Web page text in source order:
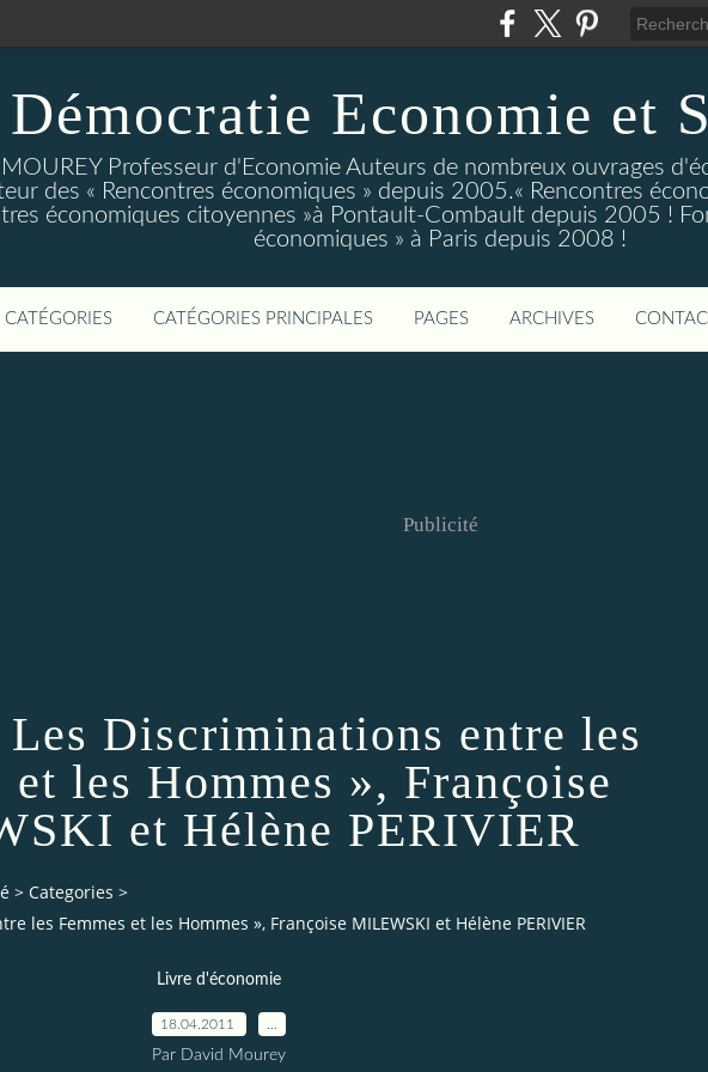
Démocratie Economie et
Professeur d'Economie Auteurs de nombreux ouvrages
des « Rencontres économiques » depuis 2005.« Rencontres
économiques citoyennes »à Pontault-Combault depuis 2005 !
économiques » à Paris depuis 2008 !
CATÉGORIES CATÉGORIES PRINCIPALES PAGES ARCHIVES
Publicité
Discriminations entre les
et les Hommes », Françoise
et Hélène PERIVIER
> Categories >
les Femmes et les Hommes », Françoise MILEWSKI et Hélène PERIVIER
Livre d'économie
18.04.2011
Par David Mourey